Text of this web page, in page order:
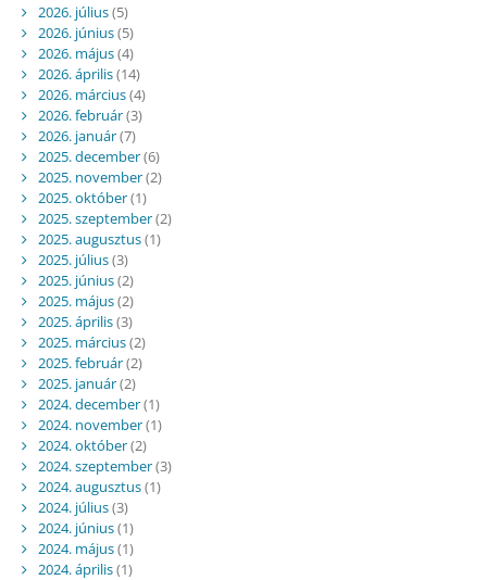
2026. július(5)
2026. június(5)
2026. május(4)
2026. április(14)
2026. március(4)
2026. február(3)
2026. január(7)
2025. december(6)
2025. november(2)
2025. október(1)
2025. szeptember(2)
2025. augusztus(1)
2025. július(3)
2025. június(2)
2025. május(2)
2025. április(3)
2025. március(2)
2025. február(2)
2025. január(2)
2024. december(1)
2024. november(1)
2024. október(2)
2024. szeptember(3)
2024. augusztus(1)
2024. július(3)
2024. június(1)
2024. május(1)
2024. április(1)